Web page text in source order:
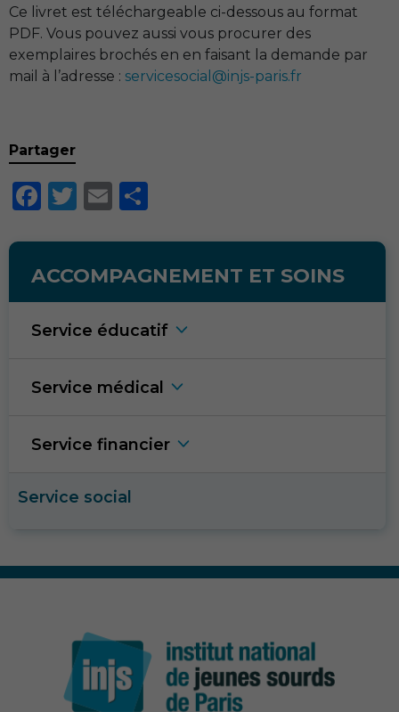
Ce livret est téléchargeable ci-dessous au format
PDF. Vous pouvez aussi vous procurer des
exemplaires brochés en en faisant la demande par
mail à l’adresse : servicesocial@injs-paris.fr
Partager
Facebook
Twitter
Email
ACCOMPAGNEMENT ET SOINS
Service éducatif
Service médica
Service financier
Service social
du site Web.
Afin que notre
site Web
fonctionne
aussi bien que